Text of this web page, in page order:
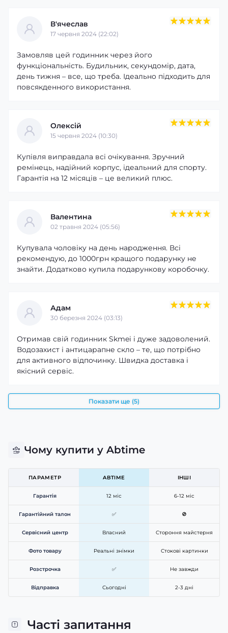
В'ячеслав
17 червня 2024 (22:02)
Замовляв цей годинник через його
функціональність. Будильник, секундомір, дата,
день тижня – все, що треба. Ідеально підходить для
повсякденного використання.
Олексій
15 червня 2024 (10:30)
Купівля виправдала всі очікування. Зручний
ремінець, надійний корпус, ідеальний для спорту.
Гарантія на 12 місяців – це великий плюс.
Валентина
02 травня 2024 (05:56)
Купувала чоловіку на день народження. Всі
рекомендую, до 1000грн кращого подарунку не
знайти. Додатково купила подарункову коробочку.
Адам
30 березня 2024 (03:13)
Отримав свій годинник Skmei і дуже задоволений.
Водозахист і антицарапне скло – те, що потрібно
для активного відпочинку. Швидка доставка і
якісний сервіс.
Показати ще (5)
Чому купити у Abtime
ПАРАМЕТР ABTIME ІНШІ
Гарантія 12 міс 6-12 міс
Гарантійний талон ✅ 🚫
Сервісний центр Власний Стороння майстерня
Фото товару Реальні знімки Стокові картинки
Розстрочка ✅ Не завжди
Відправка Сьогодні 2-3 дні
Часті запитання